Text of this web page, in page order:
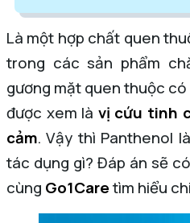
Là một hợp chất quen
trong các sản phẩm
gương mặt quen thuộc
được xem là vị cứu tinh
cảm. Vậy thì Panthenol
tác dụng gì? Đáp án sẽ
cùng Go1Caretìm hiểu